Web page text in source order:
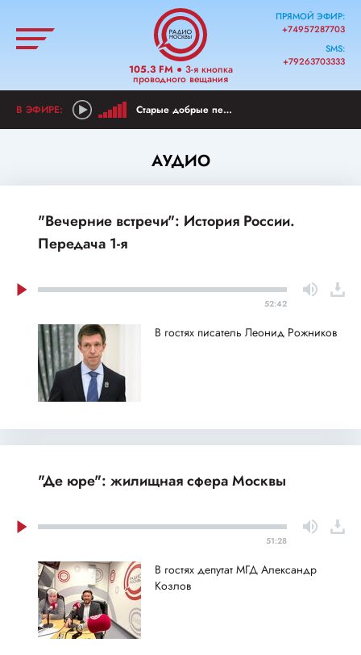
105.3 FM● 3-я кнопка
проводного вещания
ПРЯМОЙ ЭФИР:
+74957287703
SMS:
+79263703333
Старые добрые песни
АУДИО
"Вечерние встречи": История России.
Передача 1-я
52:42
В гостях писатель Леонид Рожников
"Де юре": жилищная сфера Москвы
51:28
В гостях депутат МГД Александр
Козлов